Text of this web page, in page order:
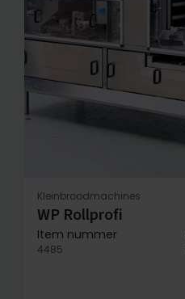
Kleinbroodmachines
WP Rollprofi
Item nummer
4485